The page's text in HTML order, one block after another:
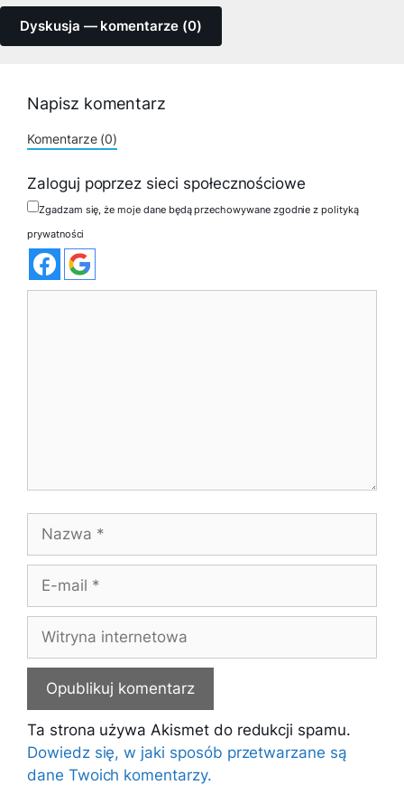
Dyskusja — komentarze (0)
Napisz komentarz
Komentarze (0)
Zaloguj poprzez sieci społecznościowe
Zgadzam się, że moje dane będą przechowywane zgodnie z polityką
prywatności
Nazwa
Witryna
internetowa
Ta strona używa Akismet do redukcji spamu.
Dowiedz się, w jaki sposób przetwarzane są
dane Twoich komentarzy.